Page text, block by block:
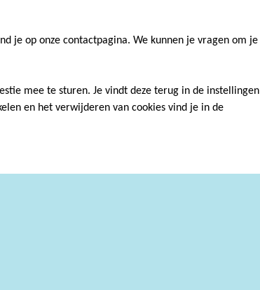
je op onze contactpagina. We kunnen je vragen om je
mee te sturen. Je vindt deze terug in de instellingen
en het verwijderen van cookies vind je in de